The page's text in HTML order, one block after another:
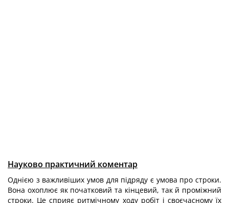
Науково практичний коментар
Однією з важливіших умов для підряду є умова про строки.
Вона охоплює як початковий та кінцевий, так й проміжний
строки. Це сприяє ритмічному ходу робіт і своєчасному їх